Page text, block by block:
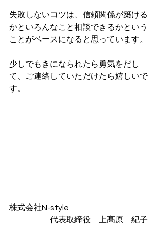
失敗しないコツは、信頼関係が築ける
かといろんなこと相談できるかという
ことがベースになると思っています。
少しでもきになられたら勇気をだし
て、ご連絡していただけたら嬉しいで
す。
株式会社N-style
代表取締役　上髙原　紀子